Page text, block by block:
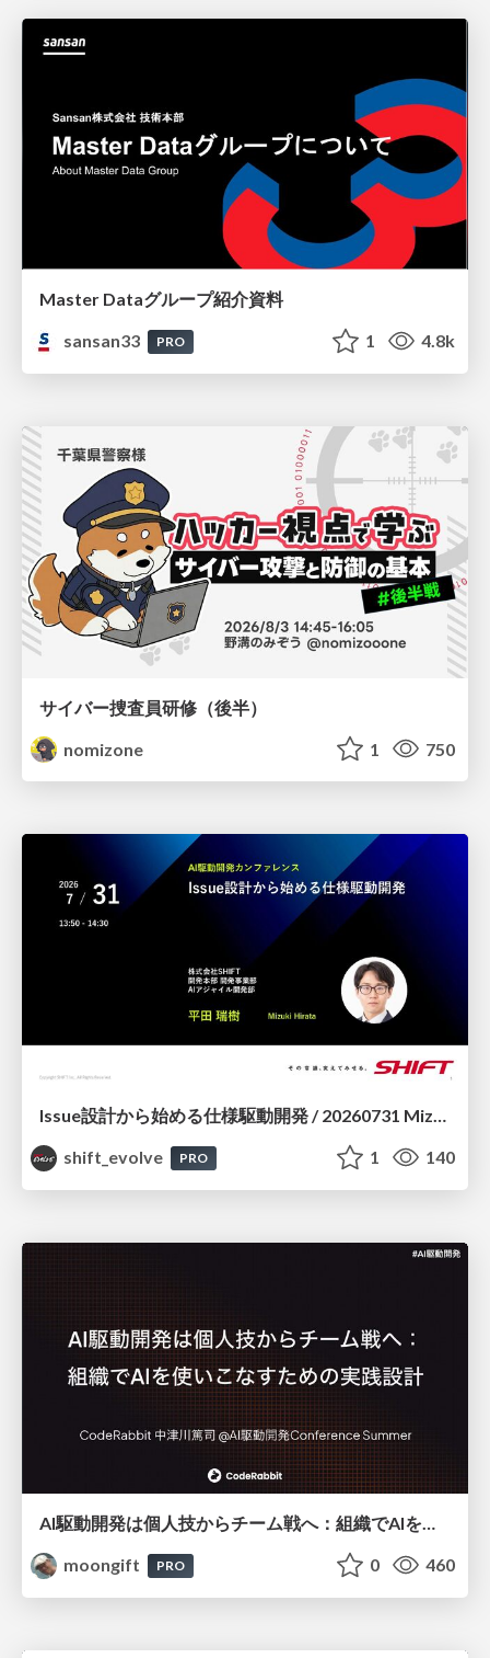
Master Dataグループ紹介資料
sansan33
PRO 1 4.8k
サイバー捜査員研修（後半）
nomizone
1 750
Issue設計から始める仕様駆動開発 / 20260731 Mizuki Hirata
shift_evolve
PRO 1 140
AI駆動開発は個人技からチーム戦へ：組織でAIを使いこなすための実践設計
moongift
PRO 0 460